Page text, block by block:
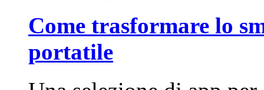
Come trasformare lo
portatile